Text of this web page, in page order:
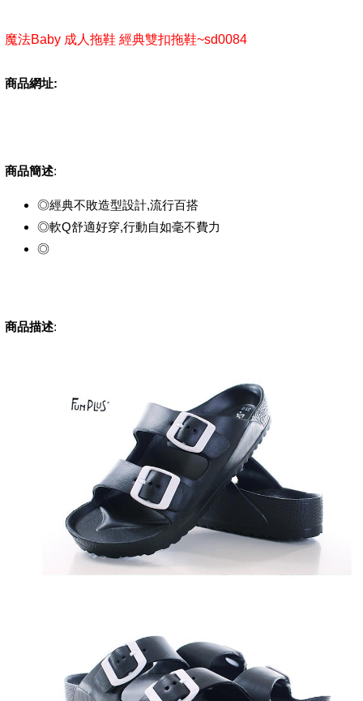
魔法Baby 成人拖鞋 經典雙扣拖鞋~sd0084
商品網址:
商品簡述:
◎經典不敗造型設計,流行百搭
◎軟Q舒適好穿,行動自如毫不費力
◎
商品描述: